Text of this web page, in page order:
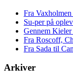
Fra
Su-per på
Gennem
Fra Roscoff,
Fra Sada til
Arkiver